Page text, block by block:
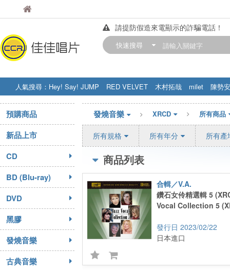
佳佳唱片
請提防假造來電顯示的詐騙電話！
【中華門市營業時間調整公告】
快速搜尋
人氣搜尋： Hey! Say! JUMP RED VELVET 木村拓哉 milet
陳勢安
STRAY KIDS
盧廣仲 周杰伦
預購商品
新品上市
CD
BD (Blu-ray)
DVD
黑膠
發燒音樂
古典音樂
發燒音樂 XRCD 所有商品
所有規格 所有年分 所有產
商品列表
合輯／V.A.
鑽石女伶精選輯 5
Vocal Collection 5
2023/02/22
日本進口